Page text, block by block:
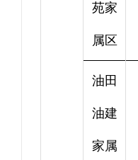
苑家
属区
油田
油建
家属